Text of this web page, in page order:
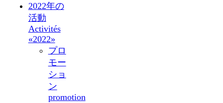
2022年の
活動
Activités
«2022»
プロ
モー
ショ
ン
promotion